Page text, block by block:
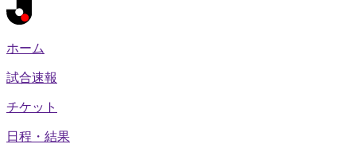
ホーム
試合速報
チケット
日程・結果